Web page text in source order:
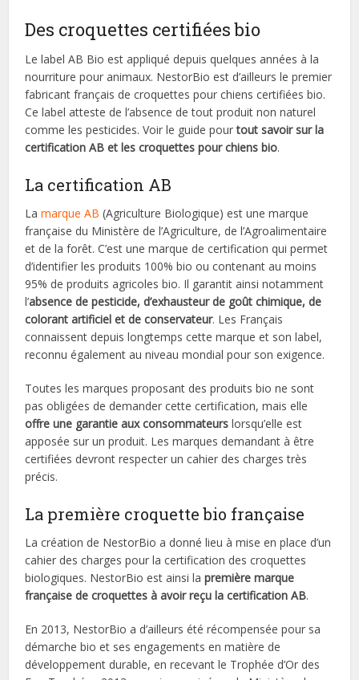
Des croquettes certifiées bio
Le label AB Bio est appliqué depuis quelques années à la
nourriture pour animaux. NestorBio est d’ailleurs le premier
fabricant français de croquettes pour chiens certifiées bio.
Ce label atteste de l’absence de tout produit non naturel
comme les pesticides. Voir le guide pourtout savoir sur la
certification AB et les croquettes pour chiens bio.
La certification AB
Lamarque AB (Agriculture Biologique) est une marque
française du Ministère de l’Agriculture, de l’Agroalimentaire
et de la forêt. C’est une marque de certification qui permet
d’identifier les produits 100% bio ou contenant au moins
95% de produits agricoles bio. Il garantit ainsi notamment
l’absence de pesticide, d’exhausteur de goût chimique, de
colorant artificiel et de conservateur. Les Français
connaissent depuis longtemps cette marque et son label,
reconnu également au niveau mondial pour son exigence.
Toutes les marques proposant des produits bio ne sont
pas obligées de demander cette certification, mais elle
offre une garantie aux consommateurs lorsqu’elle est
apposée sur un produit. Les marques demandant à être
certifiées devront respecter un cahier des charges très
précis.
La première croquette bio française
La création de NestorBio a donné lieu à mise en place d’un
cahier des charges pour la certification des croquettes
biologiques. NestorBio est ainsi lapremière marque
française de croquettes à avoir reçu la certification AB.
En 2013, NestorBio a d’ailleurs été récompensée pour sa
démarche bio et ses engagements en matière de
développement durable, en recevant le Trophée d’Or des